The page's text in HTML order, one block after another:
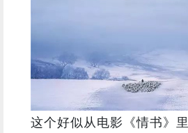
这个好似从电影《情书》